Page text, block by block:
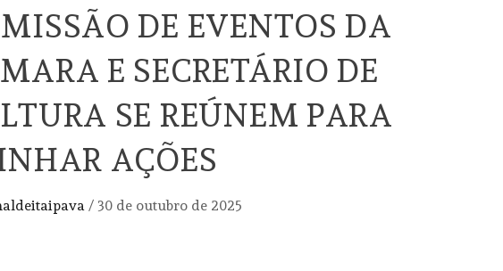
DE EVENTOS DA
E SECRETÁRIO DE
SE REÚNEM PARA
AÇÕES
/ 30 de outubro de 2025